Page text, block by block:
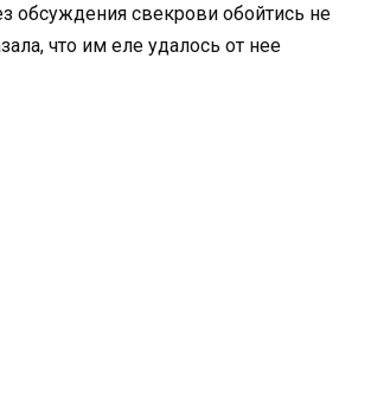
обсуждения свекрови обойтись не
что им еле удалось от нее